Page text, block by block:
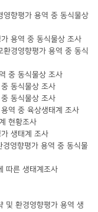
영향평가 용역 중 동식물상
용역 중 동식물상 조사
경영향평가 용역 중 동식
중 동식물상 조사
동식물상 조사
동식물상 조사
역 중 육상생태계 조사
현황조사
생태계 조사
영향평가 용역 중 동식물
따른 생태계조사
및 환경영향평가 용역 생